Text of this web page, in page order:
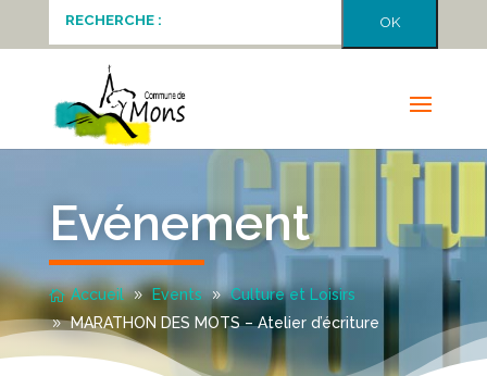
Evénement
Accueil Events
Culture et Loisirs
MARATHON DES MOTS – Atelier d’écriture